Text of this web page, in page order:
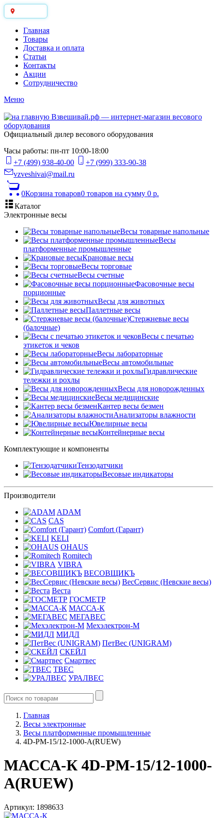
Главная
Товары
Доставка и оплата
Статьи
Контакты
Акции
Сотрудничество
Меню
Официальный дилер весового оборудования
Часы работы: пн-пт 10:00-18:00
+7 (499) 938-40-00
+7 (999) 333-90-38
vzveshivai@mail.ru
0Корзина товаров0 товаров на сумму 0 р.
Каталог
Электронные весы
Весы товарные напольные
Весы
платформенные промышленные
Крановые весы
Весы торговые
Весы счетные
Фасовочные весы
порционные
Весы для животных
Паллетные весы
Стержневые весы
(балочные)
Весы c печатью
этикеток и чеков
Весы лабораторные
Весы автомобильные
Гидравлические
тележки и рохлы
Весы для новорожденных
Весы медицинские
Кантер весы безмен
Анализаторы влажности
Ювелирные весы
Контейнерные весы
Комплектующие и компоненты
Тензодатчики
Весовые индикаторы
Производители
ADAM
CAS
Comfort (Гарант)
KELI
OHAUS
Romitech
VIBRA
ВЕСОВЩИКЪ
ВесСервис (Невские весы)
Веста
ГОСМЕТР
МАССА-К
МЕГАВЕС
Мехэлектрон-М
МИДЛ
ПетВес (UNIGRAM)
СКЕЙЛ
Смартвес
ТВЕС
УРАЛВЕС
Главная
Весы электронные
Весы платформенные промышленные
4D-PM-15/12-1000-A(RUEW)
МАССА-К 4D-PM-15/12-1000-
A(RUEW)
Артикул: 1898633